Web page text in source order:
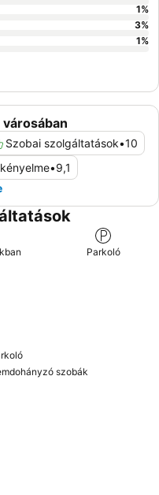
Szobai szolgáltatások•10
•9,1
1%
3%
1%
Parkoló
szobák